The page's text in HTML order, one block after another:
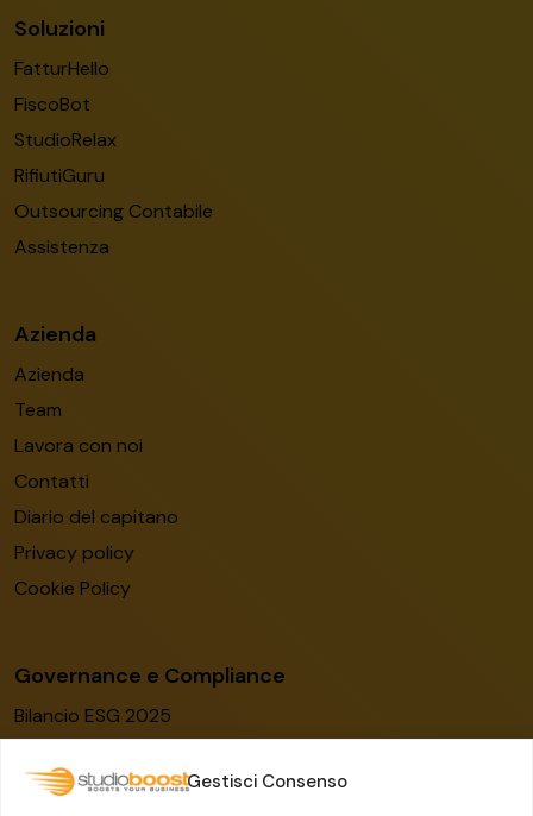
Gestisci Consenso
Soluzioni
FatturHello
FiscoBot
StudioRelax
RifiutiGuru
Outsourcing Contabile
Assistenza
Azienda
Azienda
Team
Lavora con noi
Contatti
Diario del capitano
Privacy policy
Cookie Policy
Governance e Compliance
Bilancio ESG 2025
Modello organizzativo